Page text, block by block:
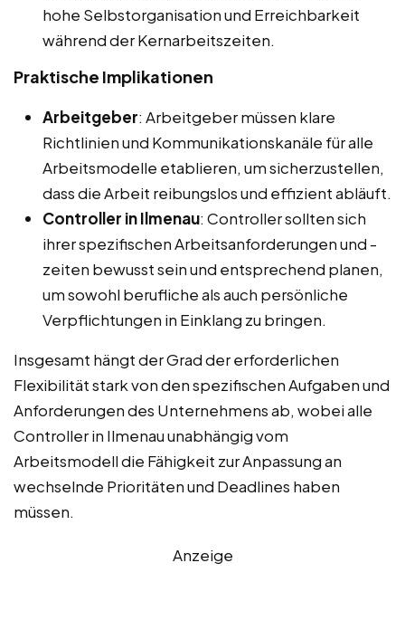
hohe Selbstorganisation und Erreichbarkeit
während der Kernarbeitszeiten.
Praktische Implikationen
Arbeitgeber: Arbeitgeber müssen klare
Richtlinien und Kommunikationskanäle für alle
Arbeitsmodelle etablieren, um sicherzustellen,
dass die Arbeit reibungslos und effizient abläuft.
Controller in Ilmenau: Controller sollten sich
ihrer spezifischen Arbeitsanforderungen und -
zeiten bewusst sein und entsprechend planen,
um sowohl berufliche als auch persönliche
Verpflichtungen in Einklang zu bringen.
Insgesamt hängt der Grad der erforderlichen
Flexibilität stark von den spezifischen Aufgaben und
Anforderungen des Unternehmens ab, wobei alle
Controller in Ilmenau unabhängig vom
Arbeitsmodell die Fähigkeit zur Anpassung an
wechselnde Prioritäten und Deadlines haben
müssen.
Anzeige